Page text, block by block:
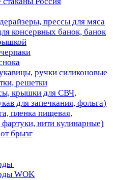
прессы для мяса
консервных банок, банок
ручки силиконовые
решетки
крышки для СВЧ,
для запечкания, фольга)
пленка пищевая,
нити кулинарные)
брызг
WOK